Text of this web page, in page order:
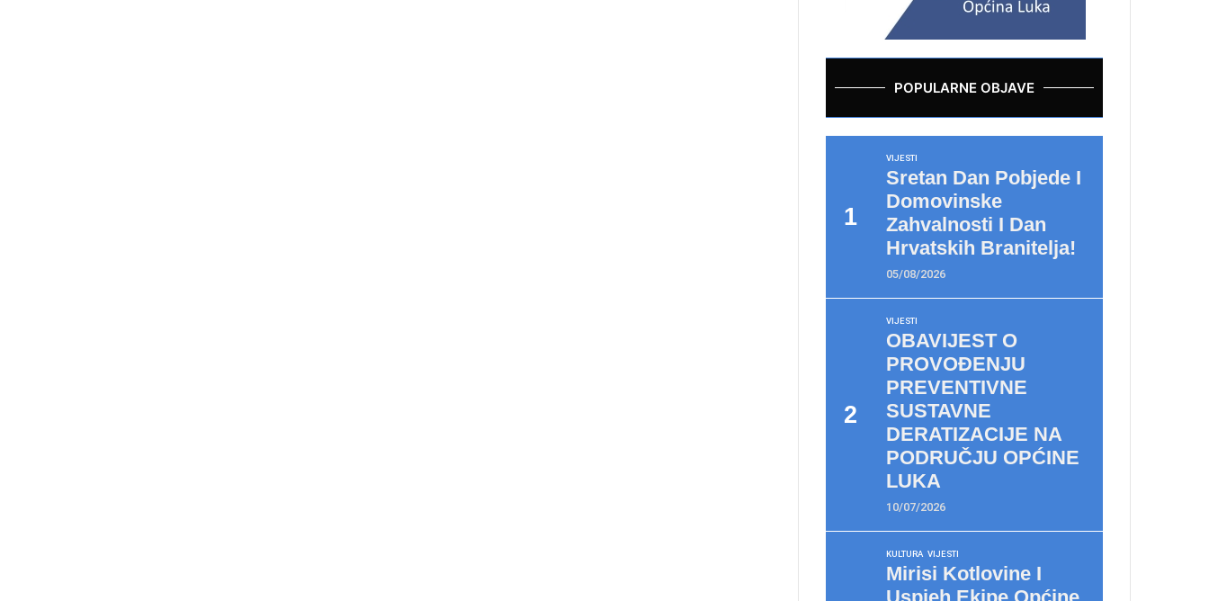
POPULARNE OBJAVE
VIJESTI
Sretan Dan Pobjede I
Domovinske
Zahvalnosti I Dan
Hrvatskih Branitelja!
05/08/2026
VIJESTI
OBAVIJEST O
PROVOĐENJU
PREVENTIVNE
SUSTAVNE
DERATIZACIJE NA
PODRUČJU OPĆINE
LUKA
10/07/2026
KULTURA VIJESTI
Mirisi Kotlovine I
Uspjeh Ekipe Općine